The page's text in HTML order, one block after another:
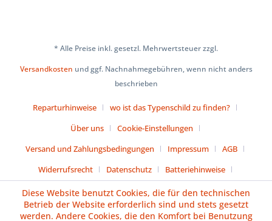
* Alle Preise inkl. gesetzl. Mehrwertsteuer zzgl.
Versandkosten und ggf. Nachnahmegebühren, wenn nicht anders
beschrieben
Reparturhinweise
wo ist das Typenschild zu finden?
Über uns
Cookie-Einstellungen
Versand und Zahlungsbedingungen
Impressum
AGB
Widerrufsrecht
Datenschutz Batteriehinweise
Vertrag widerrufen
Diese Website benutzt Cookies, die für den technischen
Betrieb der Website erforderlich sind und stets gesetzt
werden. Andere Cookies, die den Komfort bei Benutzung